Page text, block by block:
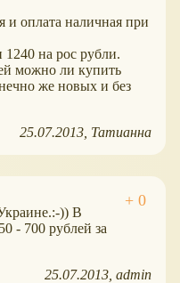
и оплата наличная при
на рос рубли.
можно ли купить
же новых и без
25.07.2013 Татианна
)) В
- 700 рублей за
25.07.2013 admin